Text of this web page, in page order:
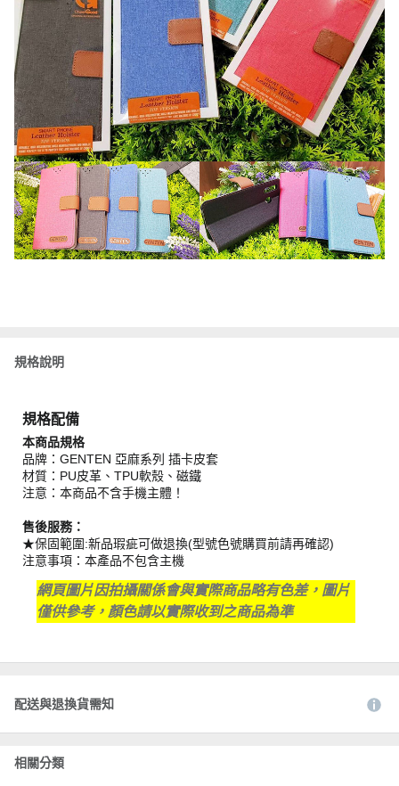
規格說明
規格配備
本商品規格
品牌：GENTEN 亞麻系列 插卡皮套
材質：PU皮革、TPU軟殼、磁鐵
注意：本商品不含手機主體！
售後服務：
★保固範圍:新品瑕疵可做退換(型號色號購買前請再確認)
注意事項：本產品不包含主機
網頁圖片因拍攝關係會與實際商品略有色差，圖片
僅供參考，顏色請以實際收到之商品為準
配送與退換貨需知
相關分類